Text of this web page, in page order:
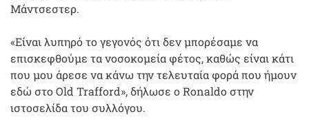
Μάντσεστερ.
«Είναι λυπηρό το γεγονός ότι δεν μπορέσαμε να
επισκεφθούμε τα νοσοκομεία φέτος, καθώς είναι κάτι
που μου άρεσε να κάνω την τελευταία φορά που ήμουν
εδώ στο Old Trafford», δήλωσε ο Ronaldo στην
ιστοσελίδα του συλλόγου.